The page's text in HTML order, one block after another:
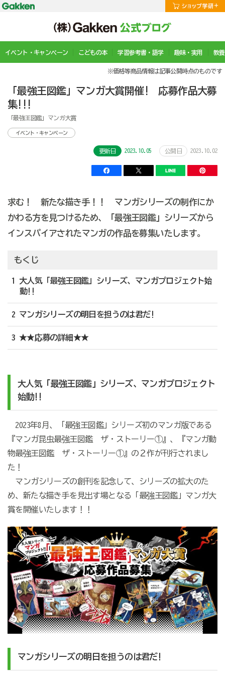
イベント・キャンペーン こどもの本 学習参考書・語学 趣味・実用 教
※価格等商品情報は記事公開時点のものです
「最強王図鑑」マンガ大賞開催! 応募作品大募
集!!!
「最強王図鑑」マンガ大賞
イベント・キャンペーン
更新日 2023.10.05 公開日 2023.10.02
求む！ 新たな描き手！！ マンガシリーズの制作にか
かわる方を見つけるため、「最強王図鑑」シリーズから
インスパイアされたマンガの作品を募集いたします。
もくじ
1 大人気「最強王図鑑」シリーズ、マンガプロジェクト始
動!!
2 マンガシリーズの明日を担うのは君だ!
3 ★★応募の詳細★★
大人気「最強王図鑑」シリーズ、マンガプロジェクト
始動!!
2023年8月、「最強王図鑑」シリーズ初のマンガ版である
『マンガ昆虫最強王図鑑 ザ・ストーリー①』、『マンガ動
物最強王図鑑 ザ・ストーリー①』の２作が刊行されまし
た！
マンガシリーズの創刊を記念して、シリーズの拡大のた
め、新たな描き手を見出す場となる「最強王図鑑」マンガ大
賞を開催いたします！！
マンガシリーズの明日を担うのは君だ!